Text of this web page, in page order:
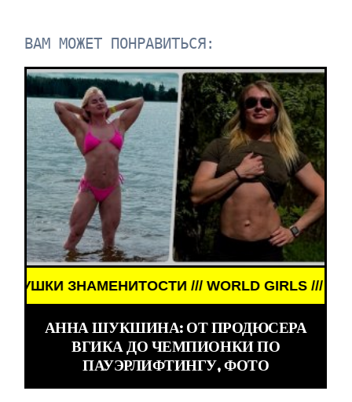
ВАМ МОЖЕТ ПОНРАВИТЬСЯ:
/// WORLD GIRLS /// ДЕВУШКИ
АННА ШУКШИНА: ОТ ПРОДЮСЕРА
ВГИКА ДО ЧЕМПИОНКИ ПО
ПАУЭРЛИФТИНГУ, ФОТО